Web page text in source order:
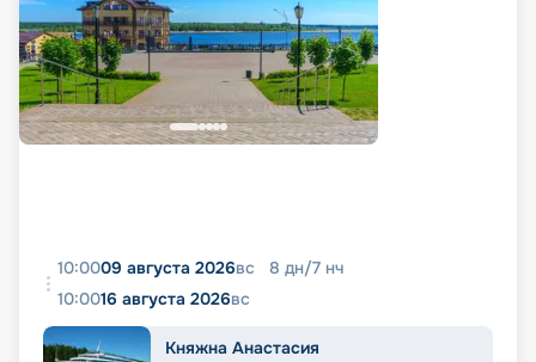
10:0009 августа 2026вс 8 дн/7 нч
10:0016 августа 2026вс
Княжна Анастасия